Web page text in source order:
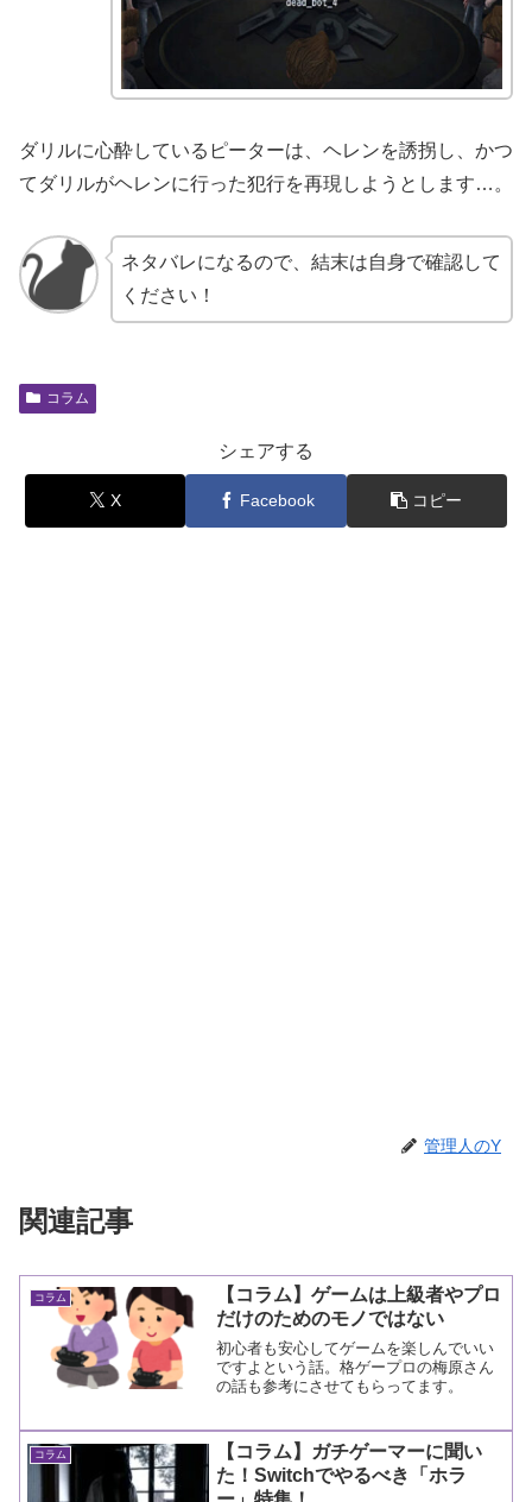
ダリルに心酔しているピーターは、ヘレンを誘拐し、かつ
てダリルがヘレンに行った犯行を再現しようとします…。
ネタバレになるので、結末は自身で確認して
ください！
コラム
シェアする
X Facebook コピー
管理人のY
関連記事
コラム
【コラム】ゲームは上級者やプロ
だけのためのモノではない
初心者も安心してゲームを楽しんでいい
ですよという話。格ゲープロの梅原さん
の話も参考にさせてもらってます。
コラム
【コラム】ガチゲーマーに聞い
た！Switchでやるべき「ホラ